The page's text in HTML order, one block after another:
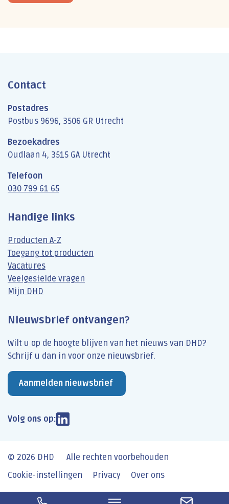
Contact
Postadres
Postbus 9696, 3506 GR Utrecht
Bezoekadres
Oudlaan 4, 3515 GA Utrecht
Telefoon
030 799 61 65
Handige links
Producten A-Z
Toegang tot producten
Vacatures
Veelgestelde vragen
Mijn DHD
Nieuwsbrief ontvangen?
Wilt u op de hoogte blijven van het nieuws van DHD?
Schrijf u dan​ in voor onze nieuwsbrief.
Aanmelden nieuwsbrief
Volg ons op:
© 2026 DHD
Alle rechten voorbehouden
Cookie-instellingen
Privacy Over ons